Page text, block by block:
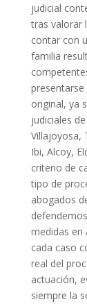
judicial
tras valorar
contar con
familia
original, ya
judiciales
Villajoyosa,
Ibi, Alcoy,
criterio de
tipo de
abogados
medidas en
cada caso
real del
actuación,
siempre la